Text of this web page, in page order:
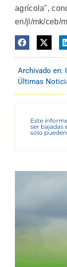
agrícola",
en/jl/mk/ceb/
Archivado en:
Últimas
Este
ser bajadas
sólo